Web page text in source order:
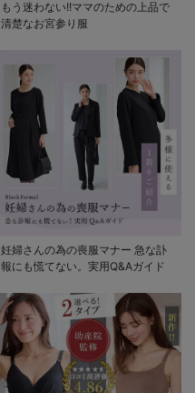
もう迷わない!!ママのための上品で
清楚なお宮参り服
妊婦さんの為の喪服マナー 急な訃
報にも慌てない。実用Q&Aガイド